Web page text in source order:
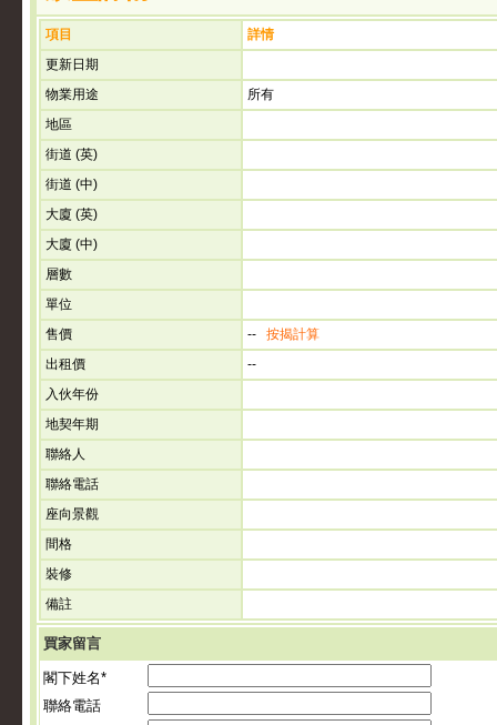
項目
詳情
更新日期
物業用途
所有
地區
街道 (英)
街道 (中)
大廈 (英)
大廈 (中)
層數
單位
售價
-- 按揭計算
出租價
--
入伙年份
地契年期
聯絡人
聯絡電話
座向景觀
間格
裝修
備註
買家留言
閣下姓名*
聯絡電話